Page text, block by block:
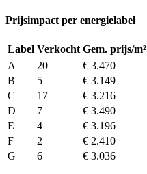
Prijsimpact per energielabel
Label Verkocht Gem. prijs/m²
A
20 € 3.470
B
5 € 3.149
C
17 € 3.216
D
7 € 3.490
E
4 € 3.196
F
2 € 2.410
G
6 € 3.036